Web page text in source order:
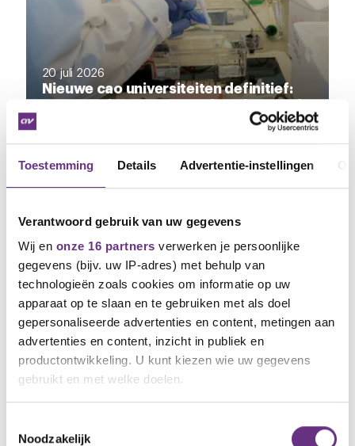
Toestemming Details Advertentie-instellingen
Verantwoord gebruik van uw gegevens
Wij en onze 16 partners verwerken je persoonlijke
gegevens (bijv. uw IP-adres) met behulp van
technologieën zoals cookies om informatie op uw
apparaat op te slaan en te gebruiken met als doel
gepersonaliseerde advertenties en content, metingen aan
advertenties en content, inzicht in publiek en
productontwikkeling. U kunt kiezen wie uw gegevens
gebruikt en met welke doelen.
Informatie verzamelen over uw geografische
Noodzakelijk
20 juli 2026
Nieuwe cao universiteiten definitief:
CNV zet thema's gezond werken op de